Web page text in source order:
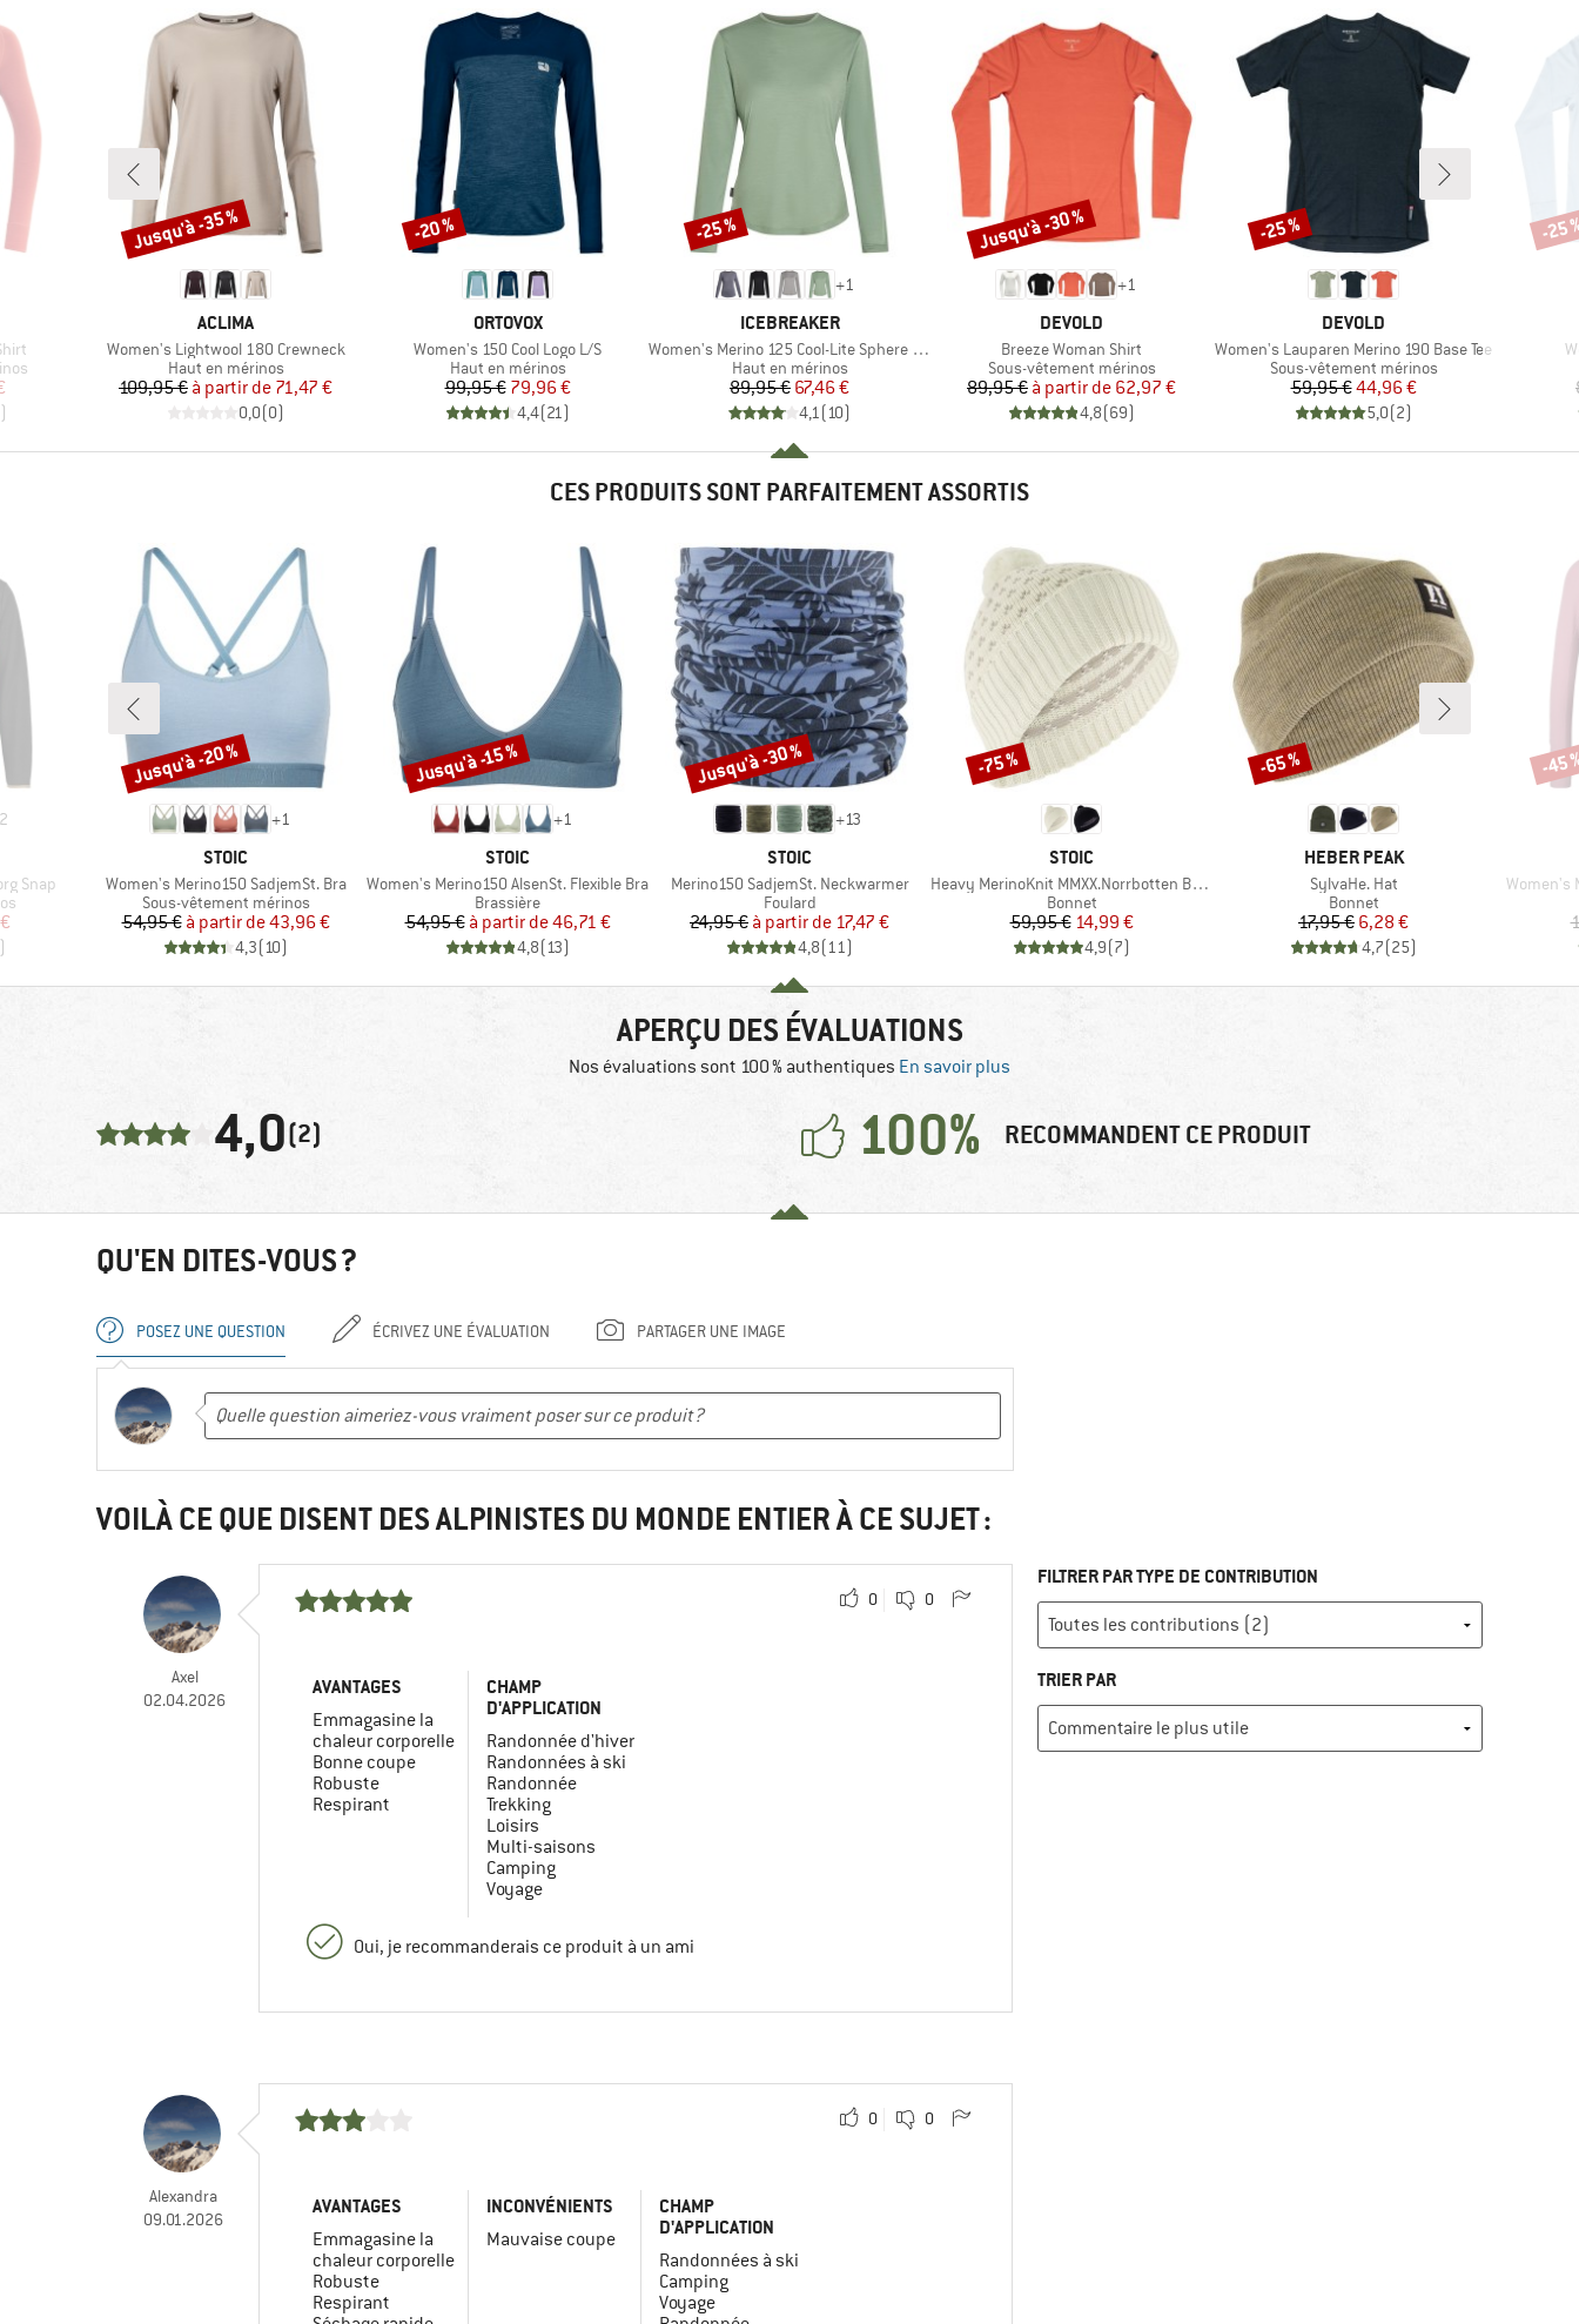
)
MARQUE
ACLIMA
Article
Women's Lightwool 180 Crewneck
Product group
Haut en mérinos
Prix
109,95 € Prix réduit
à partir de 71,47 €
0,0(0)
Remise
Jusqu'à -35 %
MARQUE
ORTOVOX
Article
Women's 150 Cool Logo L/S
Product group
Haut en mérinos
Prix
99,95 €Prix réduit
79,96 €
4,4(21)
Remise
-20 %
+1
MARQUE
ICEBREAKER
Article
Women's Merino 125 Cool-Lite Sphere III L/S Tee
Product group
Haut en mérinos
Prix
89,95 €Prix réduit
67,46 €
4,1(10)
Remise
-25 %
+1
MARQUE
DEVOLD
Article
Breeze Woman Shirt
Product group
Sous-vêtement mérinos
Prix
89,95 € Prix réduit
à partir de 62,97 €
4,8(69)
Remise
Jusqu'à -30 %
MARQUE
DEVOLD
Article
Women's Lauparen Merino 190 Base Tee
Product group
Sous-vêtement mérinos
Prix
59,95 €Prix réduit
44,96 €
5,0(2)
Remise
-25 % -25
CES PRODUITS SONT PARFAITEMENT ASSORTIS
2
Snap
+1
MARQUE
STOIC
Article
Women's Merino150 SadjemSt. Bra
Product group
Sous-vêtement mérinos
Prix
54,95 € Prix réduit
à partir de43,96 €
4,3(10)
Remise
Jusqu'à -20 %
+1
MARQUE
STOIC
Article
Women's Merino150 AlsenSt. Flexible Bra
Product group
Brassière
Prix
54,95 € Prix réduit
à partir de46,71 €
4,8(13)
Remise
Jusqu'à -15 %
+13
MARQUE
STOIC
Article
Merino150 SadjemSt. Neckwarmer
Product group
Foulard
Prix
24,95 € Prix réduit
à partir de 17,47 €
4,8(11)
Remise
Jusqu'à -30 %
MARQUE
STOIC
Article
Heavy MerinoKnit MMXX.Norrbotten Beanie
Product group
Bonnet
Prix
59,95 €Prix réduit
14,99 €
4,9(7)
Remise
-75 %
MARQUE
HEBER PEAK
Article
SylvaHe. Hat
Product group
Bonnet
Prix
17,95 €Prix réduit
6,28 €
4,7(25)
Remise
-65 %
Article
Women's
-45
APERÇU DES ÉVALUATIONS
Nos évaluations sont 100 % authentiques En savoir plus
4,0(2) 100% RECOMMANDENT CE PRODUIT
QU'EN DITES-VOUS ?
POSEZ UNE QUESTION ÉCRIVEZ UNE ÉVALUATION PARTAGER UNE IMAGE
VOILÀ CE QUE DISENT DES ALPINISTES DU MONDE ENTIER À CE SUJET :
Axel
02.04.2026
0 0
AVANTAGES
Emmagasine la
chaleur corporelle
Bonne coupe
Robuste
Respirant
CHAMP
D'APPLICATION
Randonnée d'hiver
Randonnées à ski
Randonnée
Trekking
Loisirs
Multi-saisons
Camping
Voyage
Oui, je recommanderais ce produit à un ami
Alexandra
09.01.2026
0 0
AVANTAGES
Emmagasine la
chaleur corporelle
Robuste
Respirant
INCONVÉNIENTS
Mauvaise coupe
CHAMP
D'APPLICATION
Randonnées à ski
Camping
Voyage
FILTRER PAR TYPE DE CONTRIBUTION
TRIER PAR